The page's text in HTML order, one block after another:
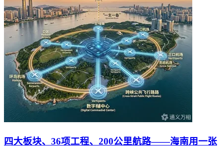
四大板块、36项工程、200公里航路——海南用一张